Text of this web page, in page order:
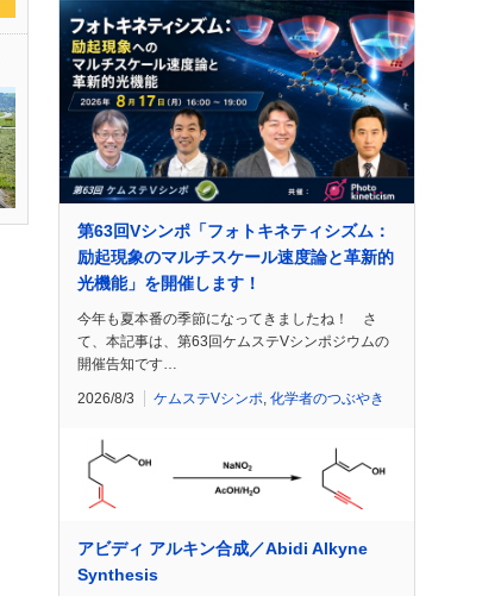
第63回Vシンポ「フォトキネティシズム：
励起現象のマルチスケール速度論と革新的
光機能」を開催します！
今年も夏本番の季節になってきましたね！ さ
て、本記事は、第63回ケムステVシンポジウムの
開催告知です…
2026/8/3 ケムステVシンポ, 化学者のつぶやき
アビディ アルキン合成／Abidi Alkyne
Synthesis